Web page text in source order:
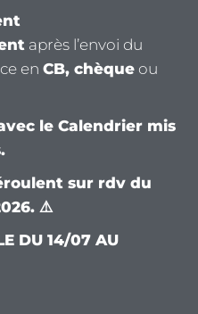
après l’envoi du
en CB, chèque ou
le Calendrier mis
sur rdv du
⚠️
DU 14/07 AU